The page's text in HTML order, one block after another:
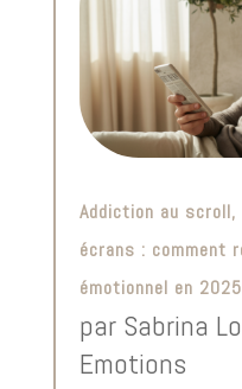
Addiction au
écrans : comment
émotionnel en 2025
par Sabrina
Emotions